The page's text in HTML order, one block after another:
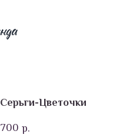
Серьги-Цветочки
700 р.